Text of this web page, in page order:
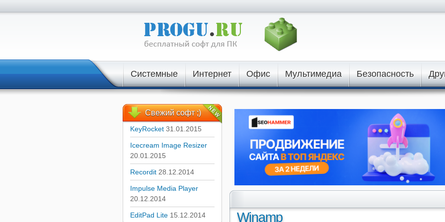
Системные Интернет Офис Мультимедиа Безопасность
Winamp
Свежийсофт ;)
KeyRocket 31.01.2015
Icecream Image Resizer
20.01.2015
Recordit 28.12.2014
Impulse Media Player
20.12.2014
EditPad Lite 15.12.2014